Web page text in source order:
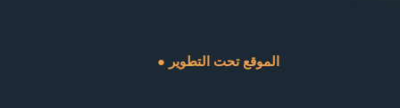
● الموقع تحت التطوير